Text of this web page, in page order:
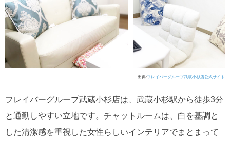
出典:フレイバーグループ武蔵小杉店公式サイト
フレイバーグループ武蔵小杉店は、武蔵小杉駅から徒歩3分
と通勤しやすい立地です。チャットルームは、白を基調と
した清潔感を重視した女性らしいインテリアでまとまって